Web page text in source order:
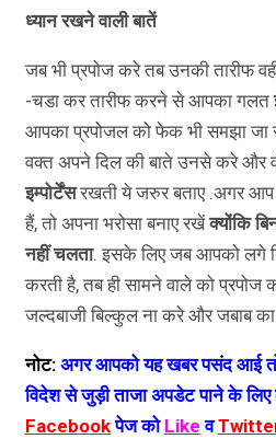
ध्यान रखने वाली बातें
जब भी प्रपोज करे तब उनकी तारीफ
-चडा कर तारीफ करने से आपका गलत
आपका प्रपोजल को फेक भी समझा
वक्त अपने दिल की बाते उनसे करे और
इम्पोर्टेंसरखती ये जरुर बताए .अगर आप
हैं, तो अपना भरोसा बनाए रखेंक्योंकि
नहीं चलता. इसके लिए जब आपको लगे
करती है, तब ही सामने वाले को प्रपोज
जल्दबाजी बिल्कुल ना करे और जबाब
नोट: अगर आपको यह खबर पसंद आई
विदेश से जुड़ी ताजा अपडेट पाने के लिए
Facebookपेज को Like व